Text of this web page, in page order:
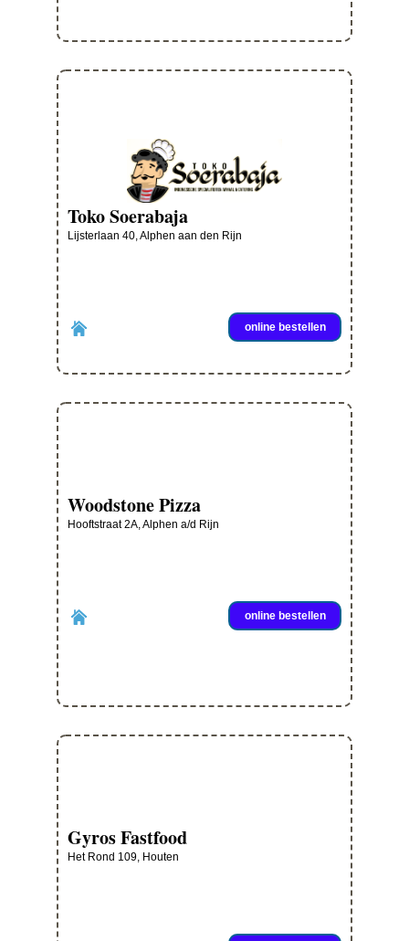
Toko Soerabaja
Lijsterlaan 40, Alphen aan den Rijn
online bestellen
Woodstone Pizza
Hooftstraat 2A, Alphen a/d Rijn
online bestellen
Gyros Fastfood
Het Rond 109, Houten